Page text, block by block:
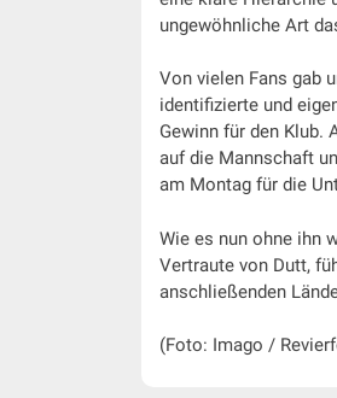
ungewöhnliche Art
Von vielen Fans gab
identifizierte und
Gewinn für den Klub.
auf die Mannschaft
am Montag für die
Wie es nun ohne ihn
Vertraute von Dutt,
anschließenden
(Foto: Imago /